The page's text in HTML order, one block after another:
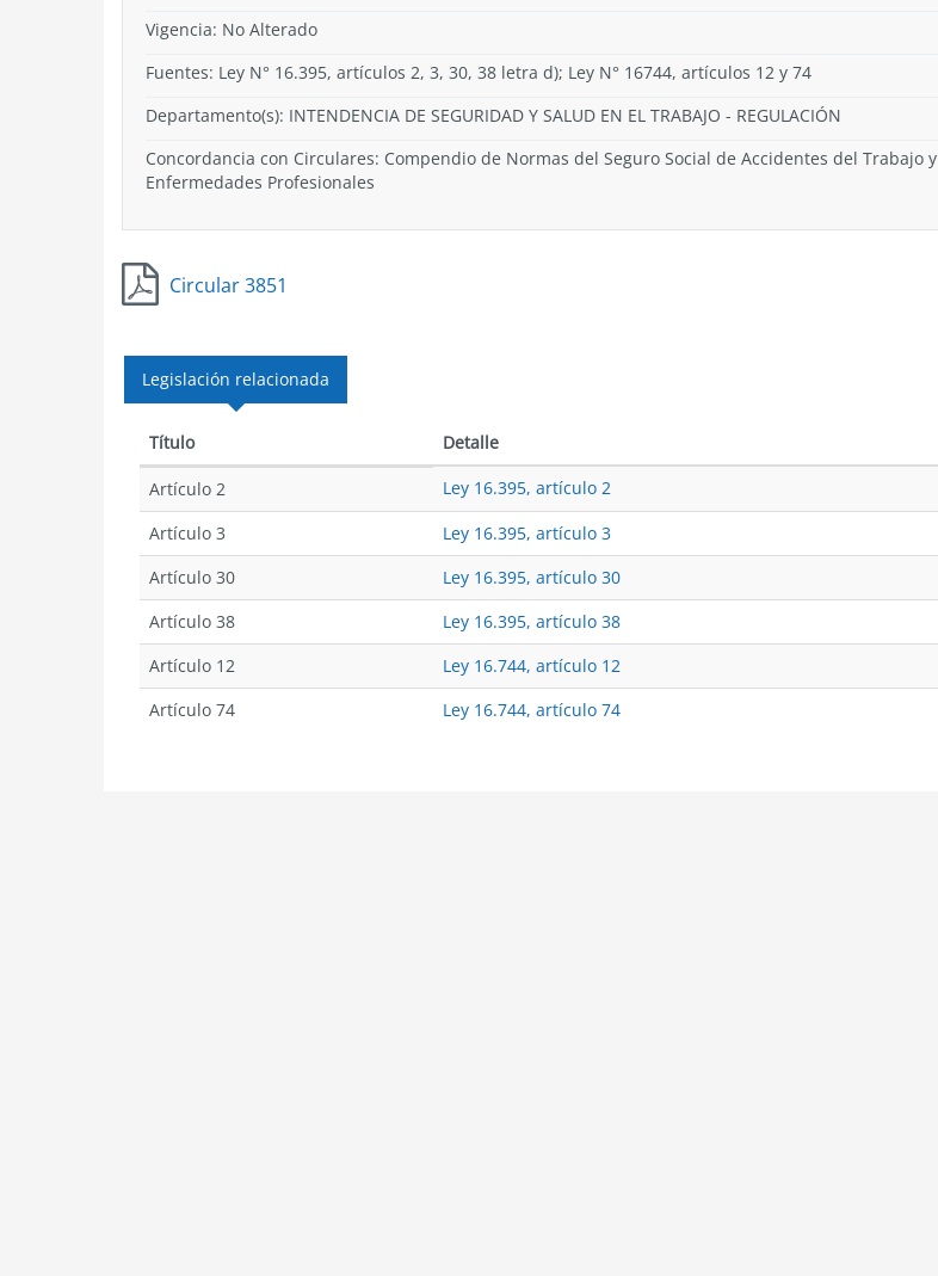
Vigencia: No Alterado
Fuentes: Ley N° 16.395, artículos 2, 3, 30, 38 letra d); Ley N° 16744, artículos 12 y 74
Departamento(s): INTENDENCIA DE SEGURIDAD Y SALUD EN EL TRABAJO - REGULACIÓN
Concordancia con Circulares: Compendio de Normas del Seguro Social de Accidentes del Trabajo y
Enfermedades Profesionales
Circular 3851
Legislación relacionada
Título Detalle
Artículo 2
Ley 16.395, artículo 2
Artículo 3
Ley 16.395, artículo 3
Artículo 30
Ley 16.395, artículo 30
Artículo 38
Ley 16.395, artículo 38
Artículo 12
Ley 16.744, artículo 12
Artículo 74
Ley 16.744, artículo 74